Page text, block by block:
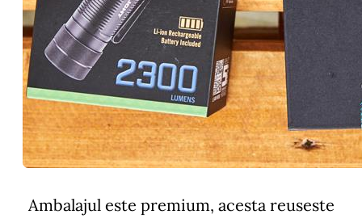
Ambalajul este premium, acesta reuseste